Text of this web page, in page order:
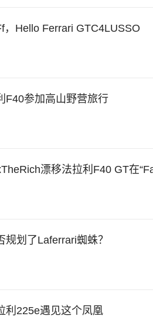
，Hello Ferrari GTC4LUSSO
F40参加高山野营旅行
漂移法拉利F40 GT在
规划了Laferrari蜘蛛？
利225e遇见这个凤凰